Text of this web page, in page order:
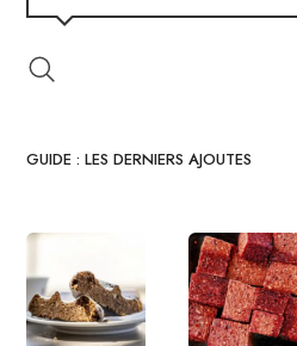
GUIDE : LES DERNIERS AJOUTES